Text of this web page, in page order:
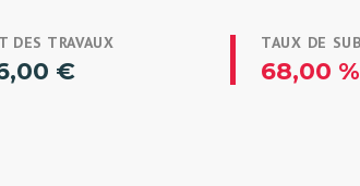
DES TRAVAUX
€
TAUX DE
68,00 %